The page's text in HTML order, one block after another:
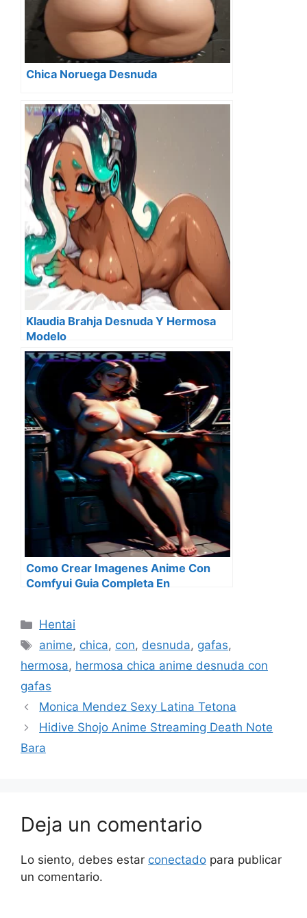
Chica Noruega Desnuda
Klaudia Brahja Desnuda Y Hermosa
Modelo
Como Crear Imagenes Anime Con
Comfyui Guia Completa En
Categorías
Hentai
Etiquetas
anime, chica, con, desnuda, gafas,
hermosa, hermosa chica anime desnuda con
gafas
Monica Mendez Sexy Latina Tetona
Hidive Shojo Anime Streaming Death Note
Bara
Deja un comentario
Lo siento, debes estar conectado para publicar
un comentario.